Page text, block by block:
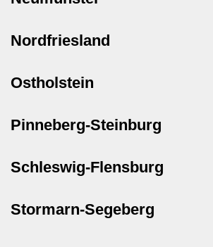
Nordfriesland
Ostholstein
Pinneberg-Steinburg
Schleswig-Flensburg
Stormarn-Segeberg